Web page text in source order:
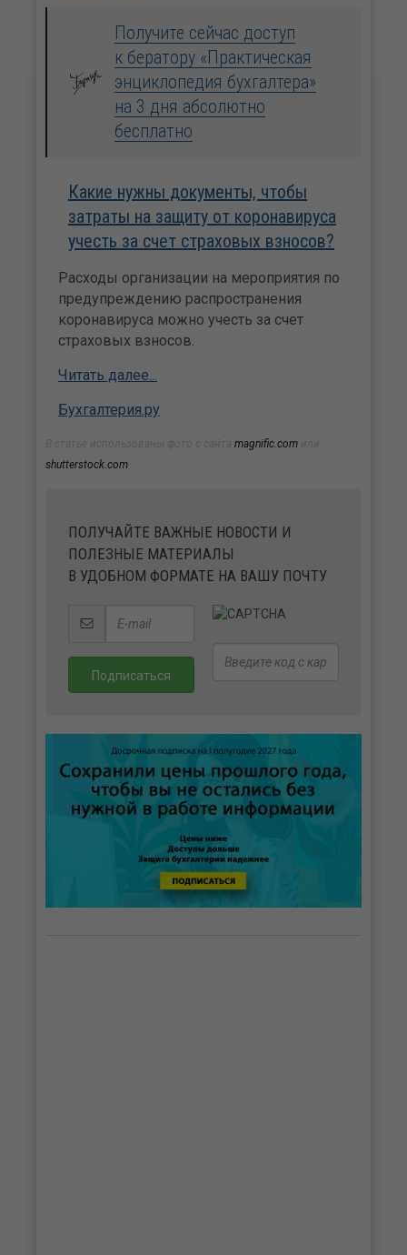
Получите сейчас доступ
к бератору «Практическая
энциклопедия бухгалтера»
на 3 дня абсолютно
бесплатно
Какие нужны документы, чтобы
затраты на защиту от коронавируса
учесть за счет страховых взносов?
Расходы организации на мероприятия по
предупреждению распространения
коронавируса можно учесть за счет
страховых взносов.
Читать далее...
Бухгалтерия.ру
magnific.com
shutterstock.com
ПОЛУЧАЙТЕ ВАЖНЫЕ НОВОСТИ И
ПОЛЕЗНЫЕ МАТЕРИАЛЫ
В УДОБНОМ ФОРМАТЕ НА ВАШУ ПОЧТУ